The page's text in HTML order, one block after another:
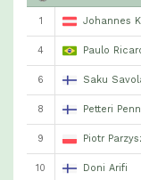
1 Johannes
4 Paulo
6 Saku
8 Petteri
9 Piotr
10 Doni Arifi